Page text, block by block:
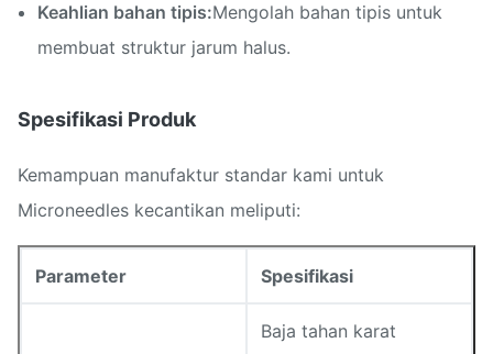
Keahlian bahan tipis:Mengolah bahan tipis untuk
membuat struktur jarum halus.
Spesifikasi Produk
Kemampuan manufaktur standar kami untuk
Microneedles kecantikan meliputi:
Parameter Spesifikasi
Baja tahan karat